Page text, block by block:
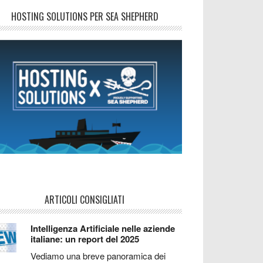
HOSTING SOLUTIONS PER SEA SHEPHERD
ARTICOLI CONSIGLIATI
Intelligenza Artificiale nelle aziende
italiane: un report del 2025
Vediamo una breve panoramica dei